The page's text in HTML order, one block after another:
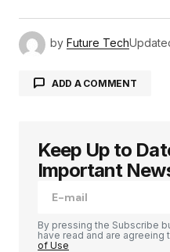
by Future Tech
ADD A COMMENT
Votre adresse e-mail
champs obligatoires
Keep Up to
Important
By pressing the Subscribe
have read and are agreeing
of Use